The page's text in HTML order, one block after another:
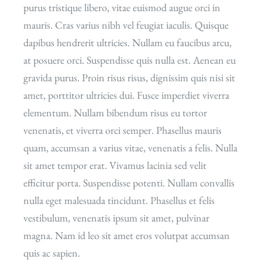
purus tristique libero, vitae euismod augue orci in
mauris. Cras varius nibh vel feugiat iaculis. Quisque
dapibus hendrerit ultricies. Nullam eu faucibus arcu,
at posuere orci. Suspendisse quis nulla est. Aenean eu
gravida purus. Proin risus risus, dignissim quis nisi sit
amet, porttitor ultricies dui. Fusce imperdiet viverra
elementum. Nullam bibendum risus eu tortor
venenatis, et viverra orci semper. Phasellus mauris
quam, accumsan a varius vitae, venenatis a felis. Nulla
sit amet tempor erat. Vivamus lacinia sed velit
efficitur porta. Suspendisse potenti. Nullam convallis
nulla eget malesuada tincidunt. Phasellus et felis
vestibulum, venenatis ipsum sit amet, pulvinar
magna. Nam id leo sit amet eros volutpat accumsan
quis ac sapien.